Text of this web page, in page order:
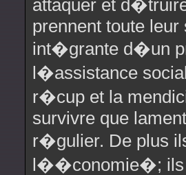
attaquer et
prennent toute
int�grante d�un
l�assistance
r�cup et la
survivre que
r�gulier. De plus
l��conomie�;